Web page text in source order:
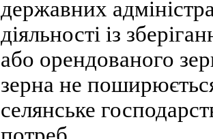
державних
діяльності із
або орендованого
зерна не
селянське